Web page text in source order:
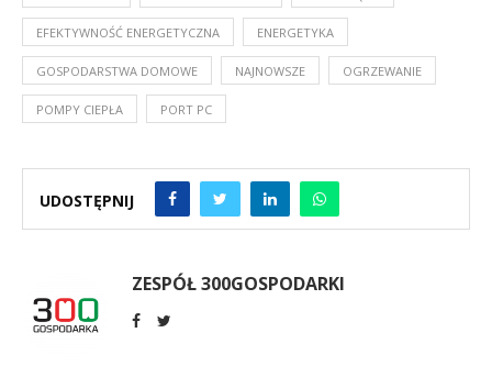
EFEKTYWNOŚĆ ENERGETYCZNA ENERGETYKA
GOSPODARSTWA DOMOWE NAJNOWSZE OGRZEWANIE
POMPY CIEPŁA PORT PC
UDOSTĘPNIJ
ZESPÓŁ 300GOSPODARKI